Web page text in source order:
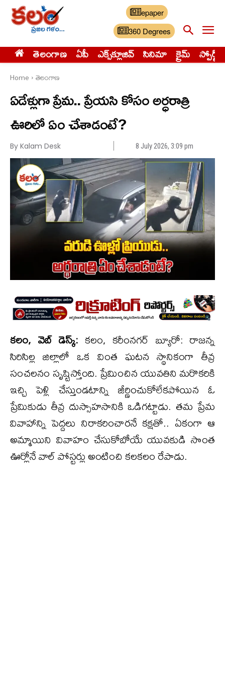
epaper
360 Degrees
తెలంగాణ ఏపీ ఎక్స్‌క్లూజివ్‌ సినిమా క్రైమ్ స్పోర్ట్స్
Home తెలంగాణ
ఏడేళ్లుగా ప్రేమ.. ప్రేయసి కోసం అర్ధరాత్రి
ఊరిలో ఏం చేశాడంటే?
By Kalam Desk 8 July 2026, 3:09 pm
కలం, వెబ్ డెస్క్: కలం, కరీంనగర్ బ్యూరో: రాజన్న
సిరిసిల్ల జిల్లాలో ఒక వింత ఘటన స్థానికంగా తీవ్ర
సంచలనం సృష్టిస్తోంది. ప్రేమించిన యువతిని మరొకరికి
ఇచ్చి పెళ్లి చేస్తుండటాన్ని జీర్ణించుకోలేకపోయిన ఓ
ప్రేమికుడు తీవ్ర దుస్సాహసానికి ఒడిగట్టాడు. తమ ప్రేమ
వివాహాన్ని పెద్దలు నిరాకరించారనే కక్షతో.. ఏకంగా ఆ
అమ్మాయిని వివాహం చేసుకోబోయే యువకుడి సొంత
ఊర్లోనే వాల్ పోస్టర్లు అంటించి కలకలం రేపాడు.